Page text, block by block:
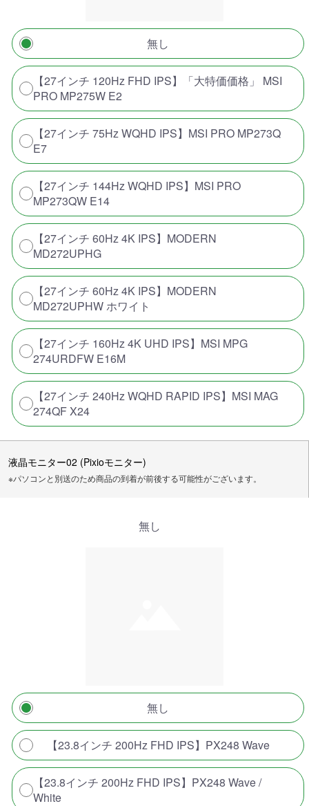
無し
【27インチ 120Hz FHD IPS】「大特価価格」 MSI
PRO MP275W E2
【27インチ 75Hz WQHD IPS】MSI PRO MP273Q
E7
【27インチ 144Hz WQHD IPS】MSI PRO
MP273QW E14
【27インチ 60Hz 4K IPS】MODERN
MD272UPHG
【27インチ 60Hz 4K IPS】MODERN
MD272UPHW ホワイト
【27インチ 160Hz 4K UHD IPS】MSI MPG
274URDFW E16M
【27インチ 240Hz WQHD RAPID IPS】MSI MAG
274QF X24
液晶モニター02 (Pixioモニター)
※パソコンと別送のため商品の到着が前後する可能性がございます。
無し
無し
【23.8インチ 200Hz FHD IPS】PX248 Wave
【23.8インチ 200Hz FHD IPS】PX248 Wave /
White